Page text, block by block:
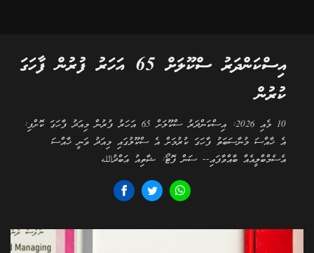
އިސްކަންދަރު ސްކޫލަށް 65 އަހަރު ފުރުން ފާހަގަ
ކުރުން
10 މެއި 2026: އިސްކަންދަރު ސްކޫލަށް 65 އަހަރު ފުރުން މިއަދު ފާހަގަ ކޮށްފި:
އެ ޚާއްސަ މުނާސަބަތު ފާހަގަ ކުރުމަށް އެ ސްކޫލުގައި މިއަދު ވަނީ ޚާއްސަ
އެސެމްބްލީއެއް ބާއްވާފައި-- ސަން ފޮޓޯ: ޝާތިއު އަބްދުالله